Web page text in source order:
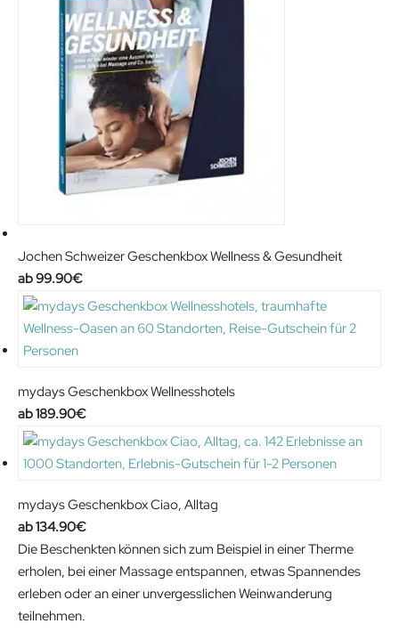
Jochen Schweizer Geschenkbox Wellness & Gesundheit
99.90€
mydays Geschenkbox Wellnesshotels
189.90€
mydays Geschenkbox Ciao, Alltag
134.90€
Die Beschenkten können sich zum Beispiel in einer Therme
erholen, bei einer Massage entspannen, etwas Spannendes
erleben oder an einer unvergesslichen Weinwanderung
teilnehmen.